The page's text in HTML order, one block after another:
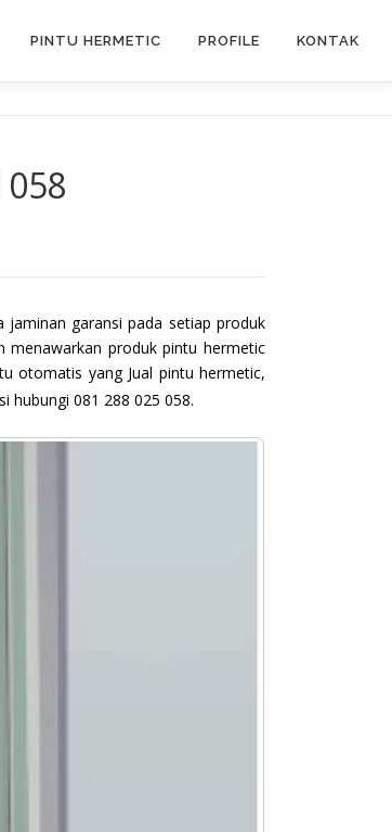
PINTU HERMETIC PROFILE KONTAK
garansi pada setiap produk
menawarkan produk pintu hermetic
otomatis yang Jual pintu hermetic,
hubungi 081 288 025 058.